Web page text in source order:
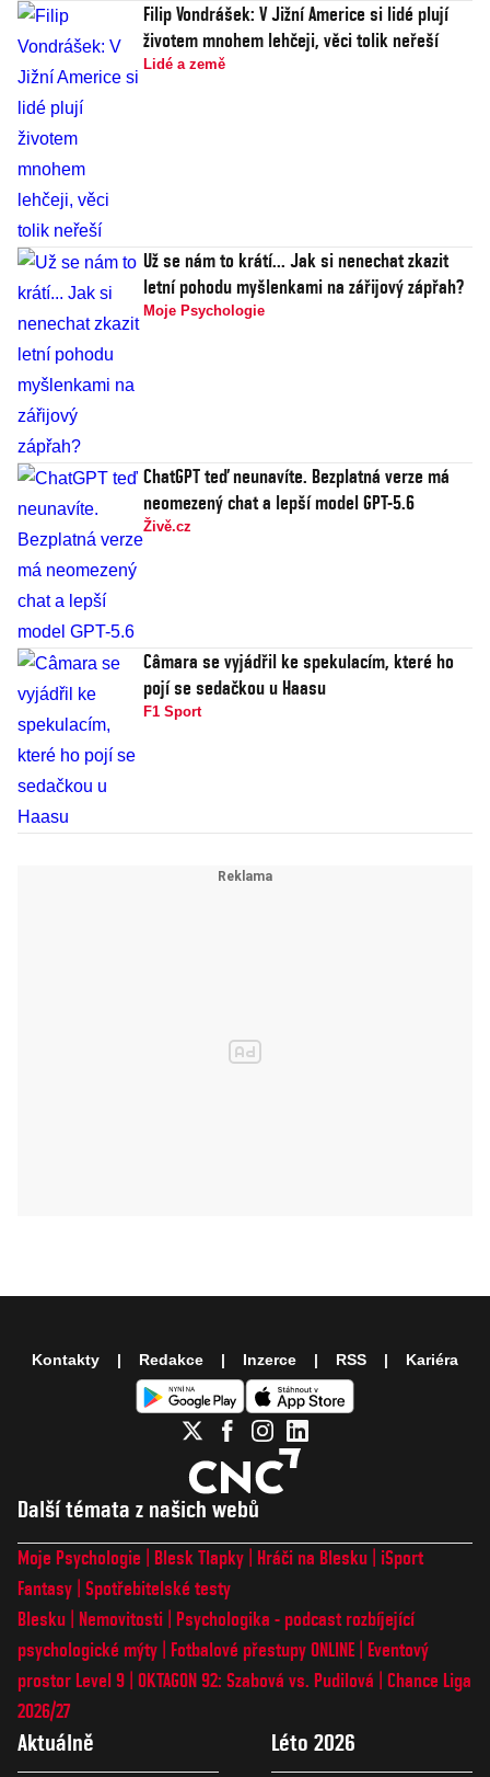
Filip Vondrášek: V Jižní Americe si lidé plují
životem mnohem lehčeji, věci tolik neřeší
Lidé a země
Už se nám to krátí... Jak si nenechat zkazit
letní pohodu myšlenkami na zářijový zápřah?
Moje Psychologie
ChatGPT teď neunavíte. Bezplatná verze má
neomezený chat a lepší model GPT-5.6
Živě.cz
Câmara se vyjádřil ke spekulacím, které ho
pojí se sedačkou u Haasu
F1 Sport
Další témata z našich webů
Moje Psychologie Blesk Tlapky Hráči na Blesku
iSport
Fantasy Spotřebitelské testy
Blesku
Nemovitosti
Psychologika - podcast rozbíjející
psychologické mýty
Fotbalové přestupy ONLINE
Eventový
prostor Level 9 OKTAGON 92: Szabová vs. Pudilová
Chance Liga
2026/27
Aktuálně Léto 2026
Kontakty Redakce Inzerce RSS Kariéra